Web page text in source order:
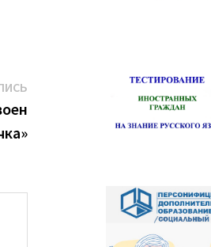
Следующая
запись: